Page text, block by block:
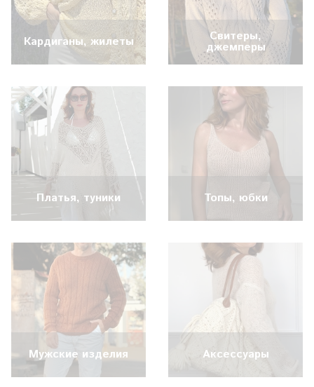
Кардиганы, жилеты Свитеры,
джемперы
Платья, туники Топы, юбки
Мужские изделия Аксессуары